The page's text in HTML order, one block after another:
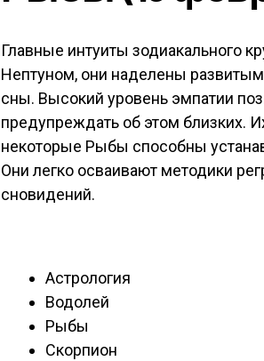
Главные интуиты зодиакального
Нептуном, они наделены
сны. Высокий уровень эмпатии
предупреждать об этом близких.
некоторые Рыбы способны
Они легко осваивают методики
сновидений.
Астрология
Водолей
Рыбы
Скорпион